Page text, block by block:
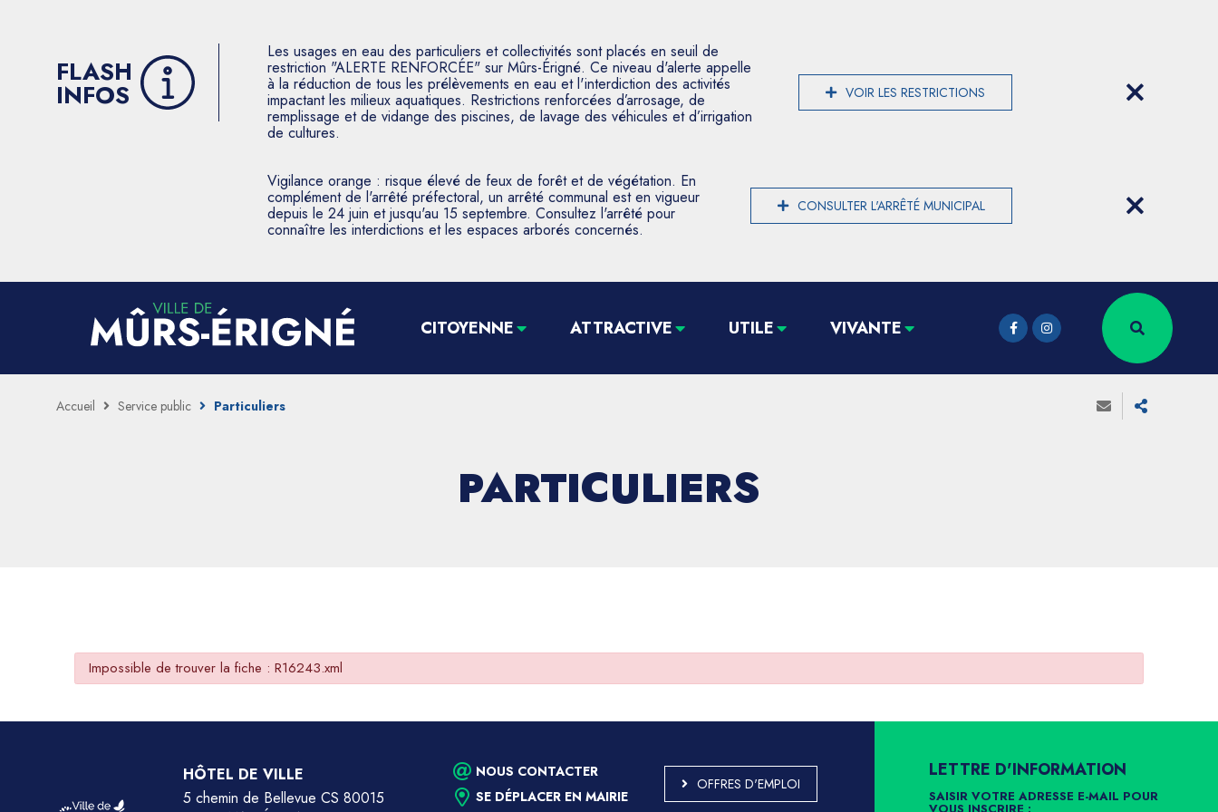
FLASH
INFOS
Les usages en eau des particuliers et collectivités sont placés en seuil de
restriction "ALERTE RENFORCÉE" sur Mûrs-Érigné. Ce niveau d'alerte appelle
à la réduction de tous les prélèvements en eau et l'interdiction des activités
impactant les milieux aquatiques. Restrictions renforcées d’arrosage, de
remplissage et de vidange des piscines, de lavage des véhicules et d’irrigation
de cultures.
VOIR LES RESTRICTIONS
Vigilance orange : risque élevé de feux de forêt et de végétation. En
complément de l'arrêté préfectoral, un arrêté communal est en vigueur
depuis le 24 juin et jusqu'au 15 septembre. Consultez l'arrêté pour
connaître les interdictions et les espaces arborés concernés.
CONSULTER L'ARRÊTÉ MUNICIPAL
CITOYENNE ATTRACTIVE UTILE VIVANTE
Accueil Service public Particuliers
PARTICULIERS
Impossible de trouver la fiche : R16243.xml
HÔTEL DE VILLE
5 chemin de Bellevue CS 80015
NOUS CONTACTER
SE DÉPLACER EN MAIRIE
OFFRES D'EMPLOI
LETTRE D'INFORMATION
SAISIR VOTRE ADRESSE E-MAIL POUR